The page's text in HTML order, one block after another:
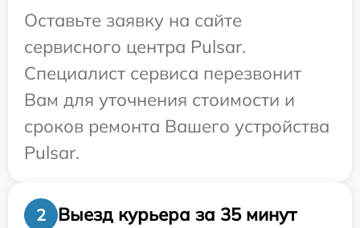
Оставьте заявку на сайте
сервисного центра Pulsar.
Специалист сервиса перезвонит
Вам для уточнения стоимости и
сроков ремонта Вашего устройства
Pulsar.
2
Выезд курьера за 35 минут